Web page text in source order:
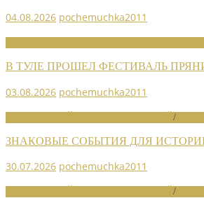
04.08.2026 pochemuchka2011
В ТУЛЕ ПРОШЕЛ ФЕСТИВАЛЬ
03.08.2026 pochemuchka2011
/
ЗНАКОВЫЕ СОБЫТИЯ ДЛЯ
30.07.2026 pochemuchka2011
/